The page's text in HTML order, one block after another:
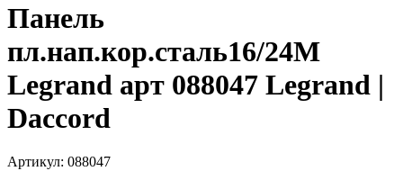
Панель
пл.нап.кор.сталь16/24М
Legrand арт 088047 Legrand |
Daccord
Артикул: 088047